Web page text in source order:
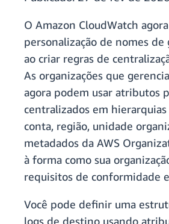
O Amazon CloudWatch
personalização de nomes
ao criar regras de
As organizações que
agora podem usar atributos
centralizados em
conta, região, unidade
metadados da AWS
à forma como sua
requisitos de conformidade
Você pode definir uma
logs de destino usando